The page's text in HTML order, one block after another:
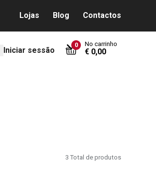
Lojas Blog Contactos
Iniciar sessão
0 No carrinho
€ 0,00
3Total de produtos